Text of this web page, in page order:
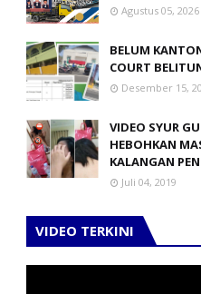
Agustus 05, 2026
BELUM
COURT
Desember 15,
VIDEO SYUR
HEBOHKAN
KALANGAN
Juli 04, 2019
VIDEO TERKINI